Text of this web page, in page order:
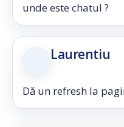
unde este chatul ?
Laurentiu
Dă un refresh la